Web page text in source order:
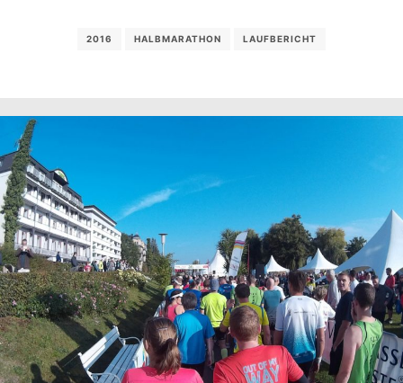
2016 HALBMARATHON LAUFBERICHT